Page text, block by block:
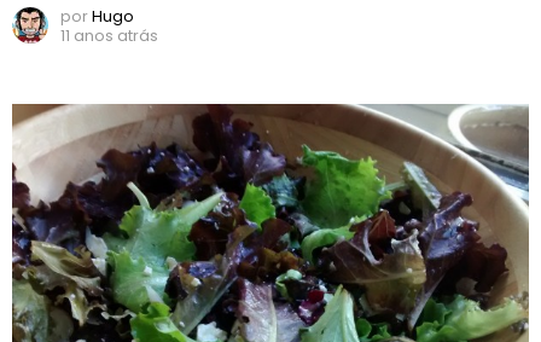
porHugo
11 anos atrás